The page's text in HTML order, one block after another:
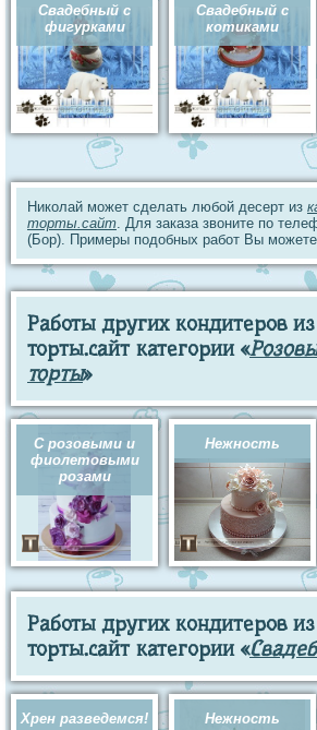
Свадебный с
фигурками
Свадебный с
котиками
Николай может сделать любой десерт из
торты.сайт. Для заказа звоните по
(Бор). Примеры подобных работ Вы
Работы других кондитеров
торты.сайт категории «
торты»
С розовыми и
фиолетовыми
розами
Нежность
Работы других кондитеров
торты.сайт категории «
Хрен разведемся! Нежность